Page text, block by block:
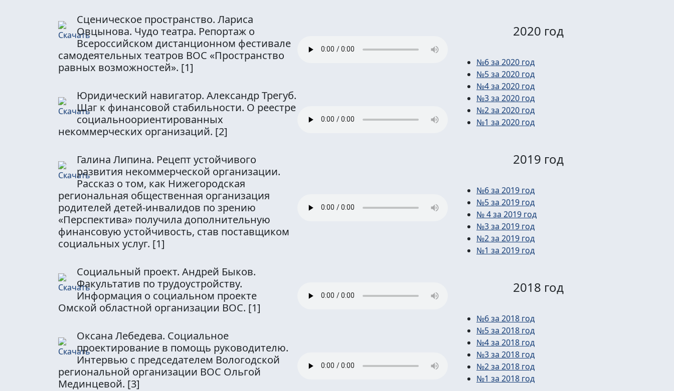
Сценическое пространство. Лариса
Овцынова. Чудо театра. Репортаж о
Всероссийском дистанционном фестивале
самодеятельных театров ВОС «Пространство
равных возможностей». [1]
Юридический навигатор. Александр Трегуб.
Шаг к финансовой стабильности. О реестре
социальноориентированных
некоммерческих организаций. [2]
Галина Липина. Рецепт устойчивого
развития некоммерческой организации.
Рассказ о том, как Нижегородская
региональная общественная организация
родителей детей-инвалидов по зрению
«Перспектива» получила дополнительную
финансовую устойчивость, став поставщиком
социальных услуг. [1]
Социальный проект. Андрей Быков.
Факультатив по трудоустройству.
Информация о социальном проекте
Омской областной организации ВОС. [1]
Оксана Лебедева. Социальное
проектирование в помощь руководителю.
Интервью с председателем Вологодской
региональной организации ВОС Ольгой
Мединцевой. [3]
2020 год
№6 за 2020 год
№5 за 2020 год
№4 за 2020 год
№3 за 2020 год
№2 за 2020 год
№1 за 2020 год
2019 год
№6 за 2019 год
№5 за 2019 год
№ 4 за 2019 год
№3 за 2019 год
№2 за 2019 год
№1 за 2019 год
2018 год
№6 за 2018 год
№5 за 2018 год
№4 за 2018 год
№3 за 2018 год
№2 за 2018 год
№1 за 2018 год